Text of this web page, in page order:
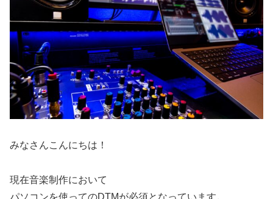
みなさんこんにちは！
現在音楽制作において
パソコンを使ってのDTMが必須となっています。